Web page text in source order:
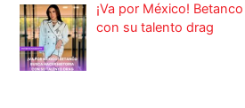
¡Va por México!
con su talento drag